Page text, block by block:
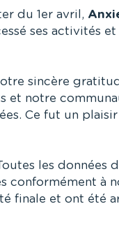
du 1er avril,
ses activités et
sincère
et notre
Ce fut un
les données
conformément à
finale et ont été